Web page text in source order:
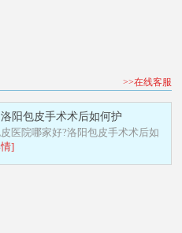
>>在线客服
洛阳包皮手术术后如何护
医院哪家好?洛阳包皮手术术后如
]